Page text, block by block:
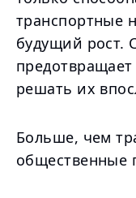
транспортные
будущий рост.
решать их
Больше, чем
общественные